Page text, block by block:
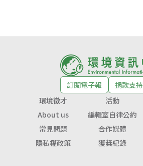
訂閱電子報
捐款支持
環境徵才
活動
About us
編輯室自律公約
常見問題
合作媒體
隱私權政策
獲獎紀錄